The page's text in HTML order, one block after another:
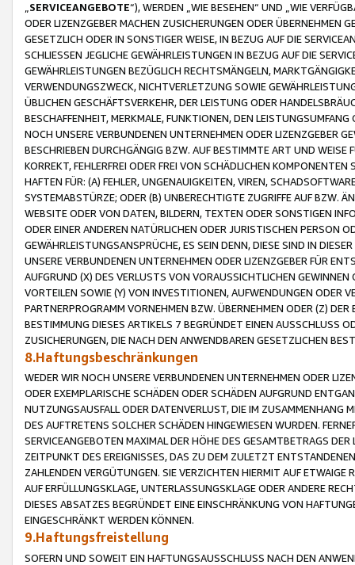
SERVICEANGEBOTE“), WERDEN „WIE BESEHEN“ UND „WIE
ODER LIZENZGEBER MACHEN ZUSICHERUNGEN ODER ÜBERNEHMEN
GESETZLICH ODER IN SONSTIGER WEISE, IN BEZUG AUF DIE
SCHLIESSEN JEGLICHE GEWÄHRLEISTUNGEN IN BEZUG AUF DIE
GEWÄHRLEISTUNGEN BEZÜGLICH RECHTSMÄNGELN,
VERWENDUNGSZWECK, NICHTVERLETZUNG SOWIE
ÜBLICHEN GESCHÄFTSVERKEHR, DER LEISTUNG ODER
BESCHAFFENHEIT, MERKMALE, FUNKTIONEN, DEN
NOCH UNSERE VERBUNDENEN UNTERNEHMEN ODER LIZENZGEBER
BESCHRIEBEN DURCHGÄNGIG BZW. AUF BESTIMMTE ART UND
KORREKT, FEHLERFREI ODER FREI VON SCHÄDLICHEN
HAFTEN FÜR: (A) FEHLER, UNGENAUIGKEITEN, VIREN,
SYSTEMABSTÜRZE; ODER (B) UNBERECHTIGTE ZUGRIFFE AUF BZW.
WEBSITE ODER VON DATEN, BILDERN, TEXTEN ODER SONSTIGEN
ODER EINER ANDEREN NATÜRLICHEN ODER JURISTISCHEN PERSON
GEWÄHRLEISTUNGSANSPRÜCHE, ES SEIN DENN, DIESE SIND IN
UNSERE VERBUNDENEN UNTERNEHMEN ODER LIZENZGEBER FÜR
AUFGRUND (X) DES VERLUSTS VON VORAUSSICHTLICHEN
VORTEILEN SOWIE (Y) VON INVESTITIONEN, AUFWENDUNGEN ODER
PARTNERPROGRAMM VORNEHMEN BZW. ÜBERNEHMEN ODER (Z)
BESTIMMUNG DIESES ARTIKELS 7 BEGRÜNDET EINEN AUSSCHLUSS
ZUSICHERUNGEN, DIE NACH DEN ANWENDBAREN GESETZLICHEN
8.Haftungsbeschränkungen
WEDER WIR NOCH UNSERE VERBUNDENEN UNTERNEHMEN ODER
ODER EXEMPLARISCHE SCHÄDEN ODER SCHÄDEN AUFGRUND
NUTZUNGSAUSFALL ODER DATENVERLUST, DIE IM ZUSAMMENHANG
DES AUFTRETENS SOLCHER SCHÄDEN HINGEWIESEN WURDEN.
SERVICEANGEBOTEN MAXIMAL DER HÖHE DES GESAMTBETRAGS
ZEITPUNKT DES EREIGNISSES, DAS ZU DEM ZULETZT
ZAHLENDEN VERGÜTUNGEN. SIE VERZICHTEN HIERMIT AUF
AUF ERFÜLLUNGSKLAGE, UNTERLASSUNGSKLAGE ODER ANDERE
DIESES ABSATZES BEGRÜNDET EINE EINSCHRÄNKUNG VON
EINGESCHRÄNKT WERDEN KÖNNEN.
9.Haftungsfreistellung
SOFERN UND SOWEIT EIN HAFTUNGSAUSSCHLUSS NACH DEN